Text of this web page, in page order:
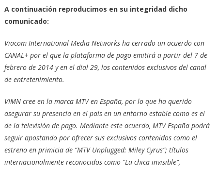
A continuación reproducimos en su integridad dicho
comunicado:
Viacom International Media Networks ha cerrado un acuerdo con
CANAL+ por el que la plataforma de pago emitirá a partir del 7 de
febrero de 2014 y en el dial 29, los contenidos exclusivos del canal
de entretenimiento.
VIMN cree en la marca MTV en España, por lo que ha querido
asegurar su presencia en el país en un entorno estable como es el
de la televisión de pago. Mediante este acuerdo, MTV España podrá
seguir apostando por ofrecer sus exclusivos contenidos como el
estreno en primicia de “MTV Unplugged: Miley Cyrus”; títulos
internacionalmente reconocidos como “La chica invisible”,